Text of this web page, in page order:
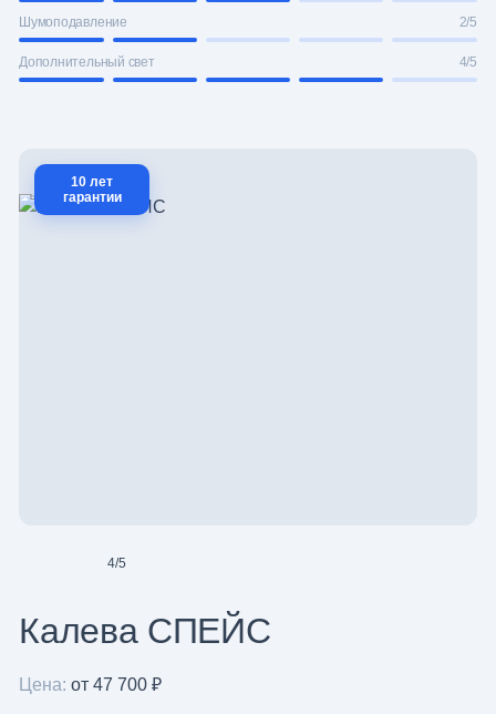
Шумоподавление 2/5
Дополнительный свет 4/5
10 лет
гарантии
4/5
Калева СПЕЙС
Цена: от 47 700 ₽